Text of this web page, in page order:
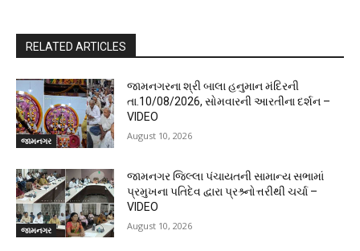
RELATED ARTICLES
જામનગર
જામનગરના શ્રી બાલા હનુમાન મંદિરની
તા.10/08/2026, સોમવારની આરતીના દર્શન –
VIDEO
August 10, 2026
જામનગર
જામનગર જિલ્લા પંચાયતની સામાન્ય સભામાં
પ્રમુખના પતિદેવ દ્વારા પ્રશ્ર્નોત્તરીથી ચર્ચા –
VIDEO
August 10, 2026